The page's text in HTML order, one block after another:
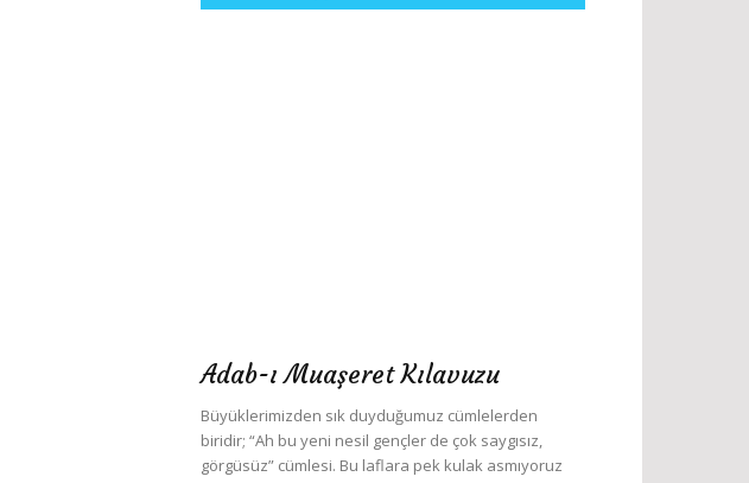
Adab-ı Muaşeret Kılavuzu
Büyüklerimizden sık duyduğumuz cümlelerden
biridir; “Ah bu yeni nesil gençler de çok saygısız,
görgüsüz” cümlesi. Bu laflara pek kulak asmıyoruz